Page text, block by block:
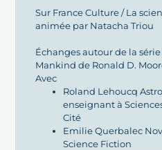
Sur France Culture / La
animée par Natacha Triou
Échanges autour de la
Mankind de Ronald D.
Avec
Roland Lehoucq
enseignant à
Cité
Emilie Querbalec
Science Fiction